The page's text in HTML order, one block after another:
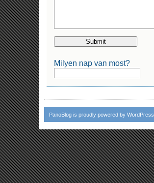
Milyen nap van most?
PanoBlog is proudly powered by WordPress